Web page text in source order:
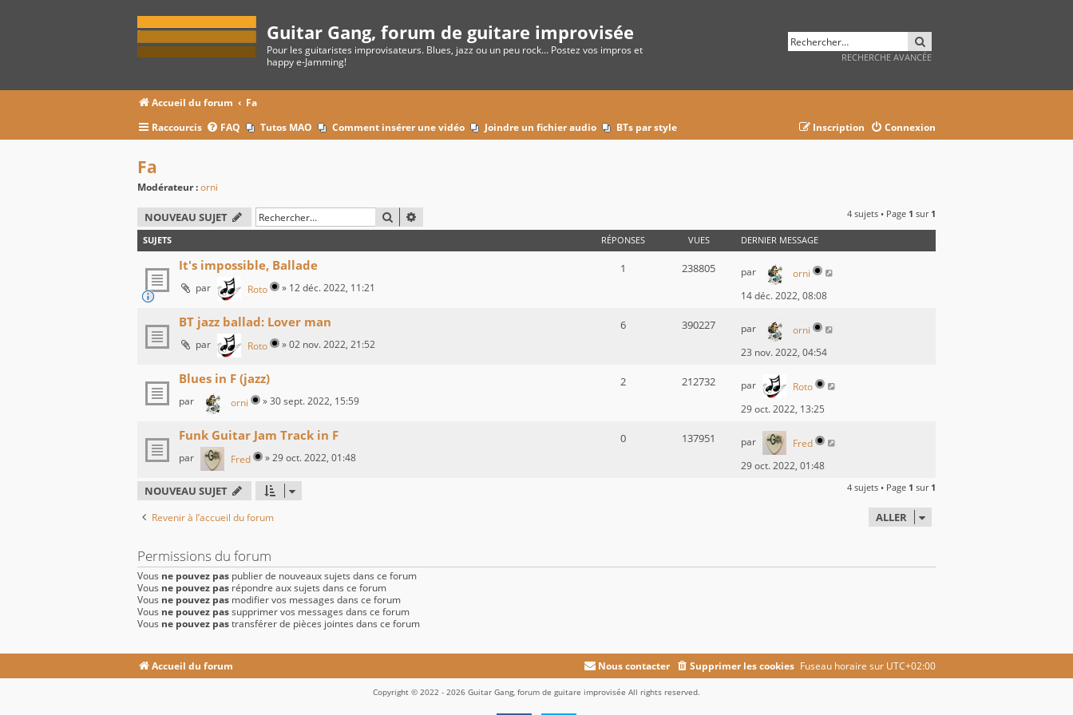
Guitar Gang, forum de guitare improvisée
Pour les guitaristes improvisateurs. Blues, jazz ou un peu rock... Postez vos impros et
happy e-Jamming!
RECHERCHE AVANCÉE
Accueil du forum
Fa
Raccourcis
FAQ Tutos MAO Comment insérer une vidéo Joindre un fichier audio BTs par style Connexion
Inscription
Fa
Modérateur :orni
NOUVEAU SUJET RECHERCHER 4 sujets • Page 1 sur 1
SUJETS RÉPONSES VUES DERNIER MESSAGE
It's impossible, Ballade
par Roto » 12 déc. 2022, 11:21
1 238805 par
orni
14 déc. 2022, 08:08
BT jazz ballad: Lover man
par Roto »02 nov. 2022, 21:52
6 390227 par
orni
23 nov. 2022, 04:54
Blues in F (jazz)
par orni »30 sept. 2022, 15:59
2 212732 par
Roto
29 oct. 2022, 13:25
Funk Guitar Jam Track in F
par Fred »29 oct. 2022, 01:48
0 137951 par
Fred
29 oct. 2022, 01:48
NOUVEAU SUJET 4 sujets • Page 1 sur 1
Revenir à l’accueil du forum ALLER
Permissions du forum
Vous ne pouvez pas publier de nouveaux sujets dans ce forum
Vous ne pouvez pas répondre aux sujets dans ce forum
Vous ne pouvez pas modifier vos messages dans ce forum
Vous ne pouvez passupprimer vos messages dans ce forum
Vous ne pouvez pastransférer de pièces jointes dans ce forum
Accueil du forum Fuseau horaire sur UTC+02:00
Supprimer les cookies
Nous contacter
Copyright © 2022 - 2026 Guitar Gang, forum de guitare improvisée All rights reserved.